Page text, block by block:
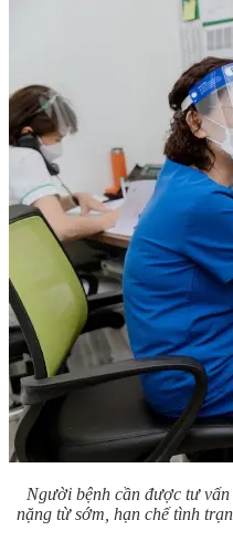
Người bệnh cần được tư
nặng từ sớm, hạn chế tình